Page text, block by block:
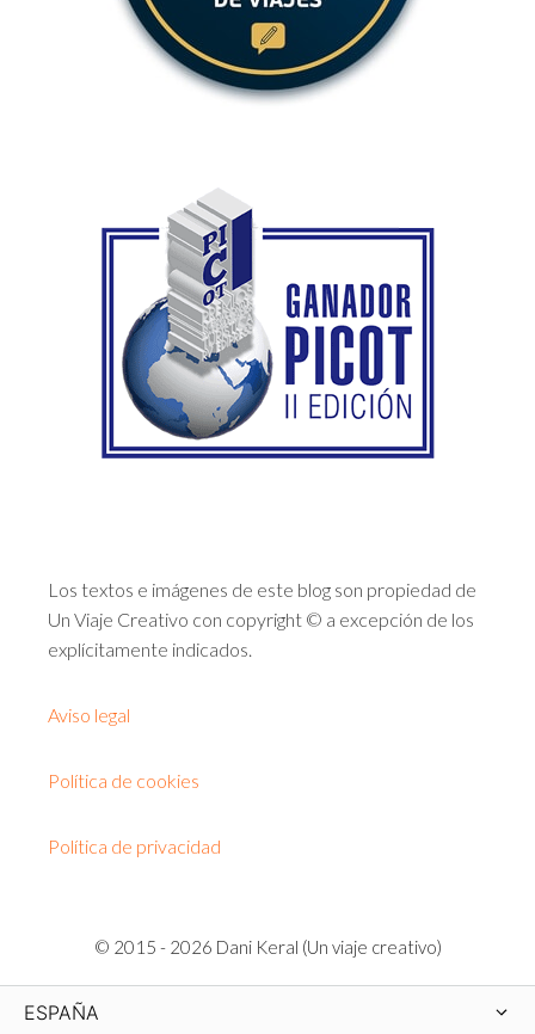
Los textos e imágenes de este blog son propiedad de
Un Viaje Creativo con copyright © a excepción de los
explícitamente indicados.
Aviso legal
Política de cookies
Política de privacidad
© 2015 - 2026 Dani Keral (Un viaje creativo)
ESPAÑA